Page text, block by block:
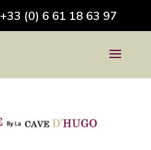
+33 (0) 6 61 18 63 97